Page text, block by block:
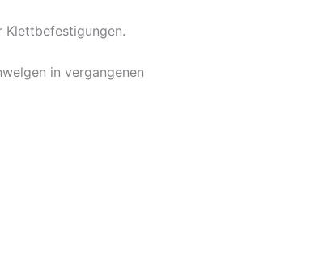
Klettbefestigungen.
in vergangenen